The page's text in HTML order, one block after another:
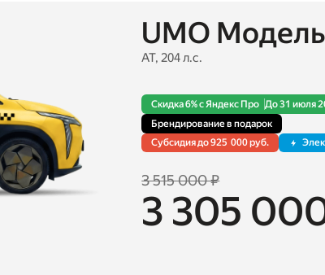
UMO
АТ, 204 л.с.
3 515 000 ₽
3 305
Скидка 6% с Яндекс Про До 31 июля
Брендирование в подарок
Cубсидия до 925 000 руб.